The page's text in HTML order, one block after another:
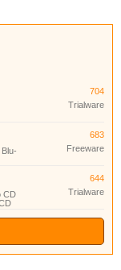
704
Trialware
683
Freeware
CD
644
Trialware